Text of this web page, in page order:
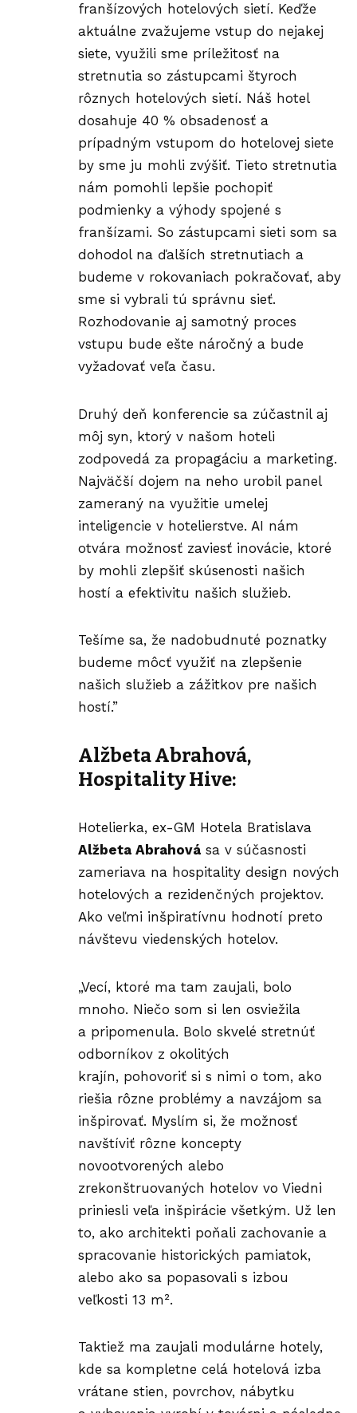
franšízových hotelových sietí. Keďže
aktuálne zvažujeme vstup do nejakej
siete, využili sme príležitosť na
stretnutia so zástupcami štyroch
rôznych hotelových sietí. Náš hotel
dosahuje 40 % obsadenosť a
prípadným vstupom do hotelovej siete
by sme ju mohli zvýšiť. Tieto stretnutia
nám pomohli lepšie pochopiť
podmienky a výhody spojené s
franšízami. So zástupcami sieti som sa
dohodol na ďalších stretnutiach a
budeme v rokovaniach pokračovať, aby
sme si vybrali tú správnu sieť.
Rozhodovanie aj samotný proces
vstupu bude ešte náročný a bude
vyžadovať veľa času.
Druhý deň konferencie sa zúčastnil aj
môj syn, ktorý v našom hoteli
zodpovedá za propagáciu a marketing.
Najväčší dojem na neho urobil panel
zameraný na využitie umelej
inteligencie v hotelierstve. AI nám
otvára možnosť zaviesť inovácie, ktoré
by mohli zlepšiť skúsenosti našich
hostí a efektivitu našich služieb.
Tešíme sa, že nadobudnuté poznatky
budeme môcť využiť na zlepšenie
našich služieb a zážitkov pre našich
hostí.”
Alžbeta Abrahová,
Hospitality Hive:
Hotelierka, ex-GM Hotela Bratislava
Alžbeta Abrahová sa v súčasnosti
zameriava na hospitality design nových
hotelových a rezidenčných projektov.
Ako veľmi inšpiratívnu hodnotí preto
návštevu viedenských hotelov.
„Vecí, ktoré ma tam zaujali, bolo
mnoho. Niečo som si len osviežila
a pripomenula. Bolo skvelé stretnúť
odborníkov z okolitých
krajín, pohovoriť si s nimi o tom, ako
riešia rôzne problémy a navzájom sa
inšpirovať. Myslím si, že možnosť
navštíviť rôzne koncepty
novootvorených alebo
zrekonštruovaných hotelov vo Viedni
priniesli veľa inšpirácie všetkým. Už len
to, ako architekti poňali zachovanie a
spracovanie historických pamiatok,
alebo ako sa popasovali s izbou
veľkosti 13 m².
Taktiež ma zaujali modulárne hotely,
kde sa kompletne celá hotelová izba
vrátane stien, povrchov, nábytku